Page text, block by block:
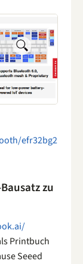
efr32bg2
zu
Printbuch
Seeed